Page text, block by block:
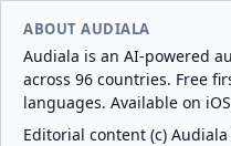
ABOUT AUDIALA
Audiala is an AI-powered
across 96 countries. Free
languages. Available on
Editorial content (c)